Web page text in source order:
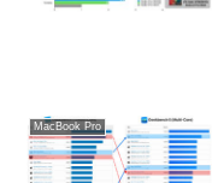
MacBook Pro